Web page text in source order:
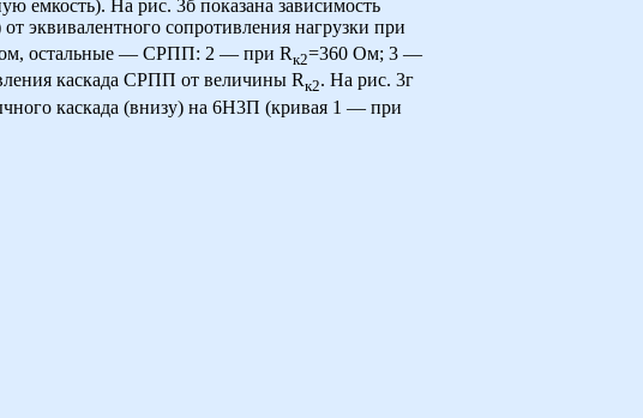
На рис. 3б показана зависимость
эквивалентного сопротивления нагрузки при
остальные — СРПП: 2 — при Rк2=360 Ом; 3 —
каскада СРПП от величины Rк2. На рис. 3г
каскада (внизу) на 6Н3П (кривая 1 — при